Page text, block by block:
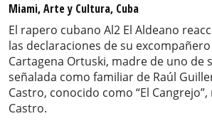
Miami, Arte y Cultura, Cuba
El rapero cubano Al2 El Aldeano
las declaraciones de su
Cartagena Ortuski, madre de uno de
señalada como familiar de Raúl
Castro, conocido como “El
Castro.